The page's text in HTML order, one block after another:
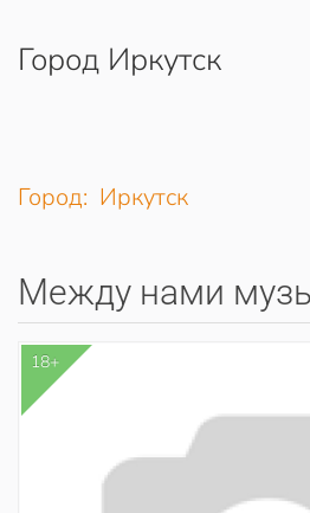
Перейти к содержимому
Город Иркутск
Город: Иркутск
Между нами
18+